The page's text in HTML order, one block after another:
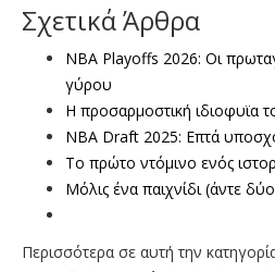
Σχετικά Άρθρα
NBA Playoffs 2026: Οι
γύρου
Η προσαρμοστική ιδιοφυϊα
NBA Draft 2025: Επτά
Το πρώτο ντόμινο ενός
Μόλις ένα παιχνίδι (άντε
Περισσότερα σε αυτή την